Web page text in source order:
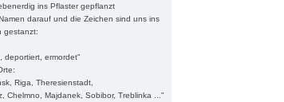
ins Pflaster gepflanzt
darauf und die Zeichen sind uns ins
gestanzt:
deportiert, ermordet"
Riga, Theresienstadt,
Chelmno, Majdanek, Sobibor, Treblinka ..."